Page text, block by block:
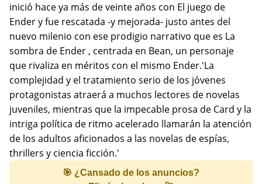
inició hace ya más de veinte años con El juego de
Ender y fue rescatada -y mejorada- justo antes del
nuevo milenio con ese prodigio narrativo que es La
sombra de Ender , centrada en Bean, un personaje
que rivaliza en méritos con el mismo Ender.'La
complejidad y el tratamiento serio de los jóvenes
protagonistas atraerá a muchos lectores de novelas
juveniles, mientras que la impecable prosa de Card y la
intriga política de ritmo acelerado llamarán la atención
de los adultos aficionados a las novelas de espías,
thrillers y ciencia ficción.'
🎯 ¿Cansado de los anuncios?